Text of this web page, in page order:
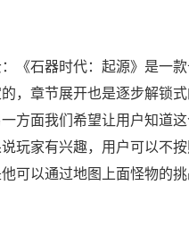
石器时代：起源》是一款
，章节展开也是逐步解锁
方面我们希望让用户知道
玩家有兴趣，用户可以不
可以通过地图上面怪物的挑